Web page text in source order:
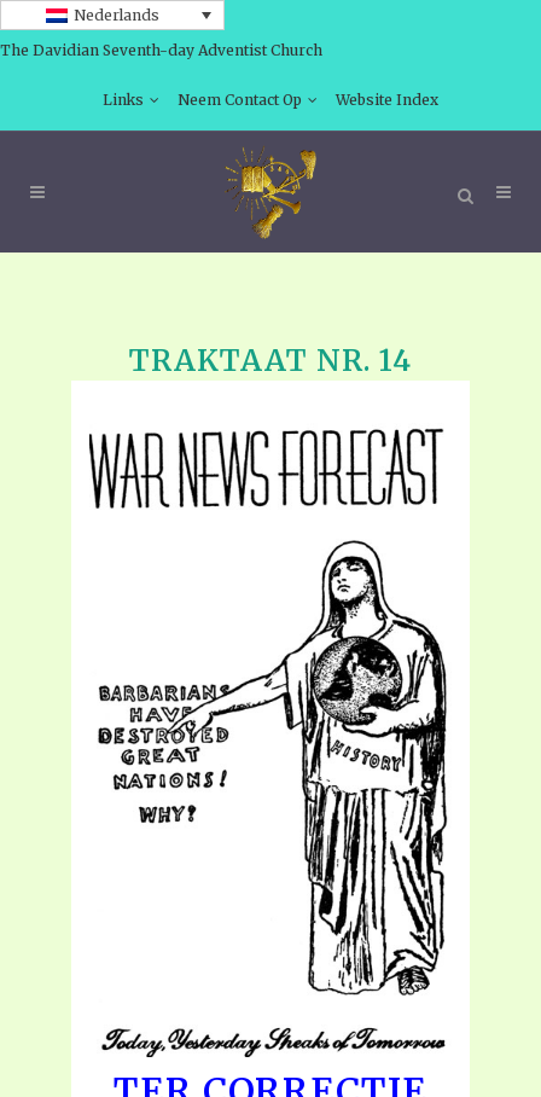
Nederlands
The Davidian Seventh-day Adventist Church
Links Neem Contact Op Website Index
TRAKTAAT NR. 14